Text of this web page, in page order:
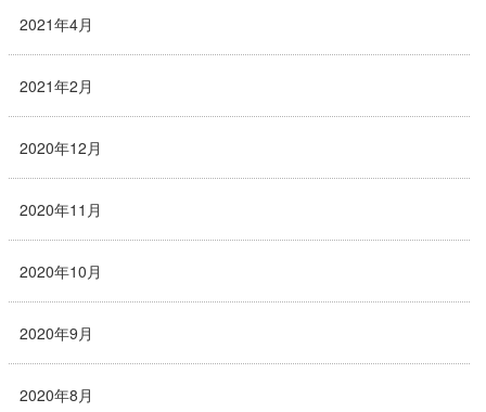
2021年4月
2021年2月
2020年12月
2020年11月
2020年10月
2020年9月
2020年8月